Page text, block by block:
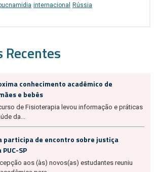
internacional Rússia
Recentes
conhecimento acadêmico de
e bebês
de Fisioterapia levou informação e práticas
da...
participa de encontro sobre justiça
SP
aos (às) novos(as) estudantes reuniu